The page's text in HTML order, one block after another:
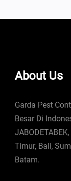
About Us
Garda Pest
Besar Di
Timur, Bali,
Batam.